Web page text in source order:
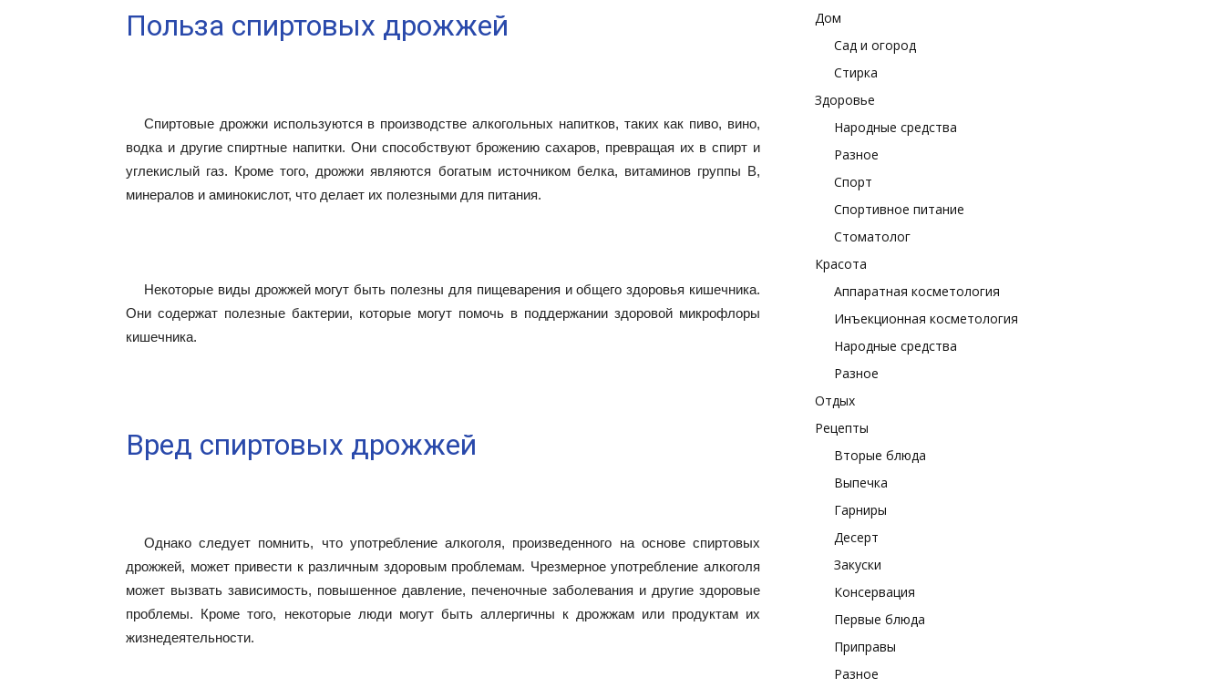
Польза спиртовых дрожжей
Спиртовые дрожжи используются в производстве алкогольных напитков, таких как пиво, вино,
водка и другие спиртные напитки. Они способствуют брожению сахаров, превращая их в спирт и
углекислый газ. Кроме того, дрожжи являются богатым источником белка, витаминов группы В,
минералов и аминокислот, что делает их полезными для питания.
Некоторые виды дрожжей могут быть полезны для пищеварения и общего здоровья кишечника.
Они содержат полезные бактерии, которые могут помочь в поддержании здоровой микрофлоры
кишечника.
Вред спиртовых дрожжей
Однако следует помнить, что употребление алкоголя, произведенного на основе спиртовых
дрожжей, может привести к различным здоровым проблемам. Чрезмерное употребление алкоголя
может вызвать зависимость, повышенное давление, печеночные заболевания и другие здоровые
проблемы. Кроме того, некоторые люди могут быть аллергичны к дрожжам или продуктам их
жизнедеятельности.
Дом
Сад и огород
Стирка
Здоровье
Народные средства
Разное
Спорт
Спортивное питание
Стоматолог
Красота
Аппаратная косметология
Инъекционная косметология
Народные средства
Разное
Отдых
Рецепты
Вторые блюда
Выпечка
Гарниры
Десерт
Закуски
Консервация
Первые блюда
Приправы
Разное